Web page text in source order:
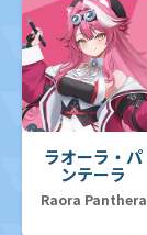
ラオーラ・パ
ンテーラ
Raora Panthera